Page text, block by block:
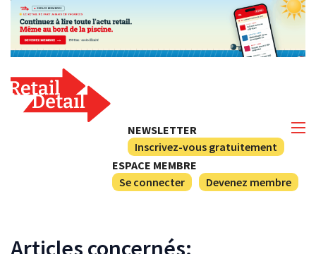
NEWSLETTER
Inscrivez-vous gratuitement
ESPACE MEMBRE
Se connecter
Devenez membre
Articles concernés: